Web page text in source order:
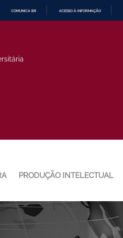
COMUNICA BR ACESSO À INFORMAÇÃO
PRODUÇÃO INTELECTUAL